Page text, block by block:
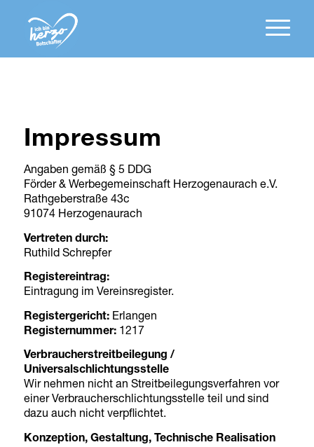
Impressum
Angaben gemäß § 5 DDG
Förder & Werbegemeinschaft Herzogenaurach e.V.
Rathgeberstraße 43c
91074 Herzogenaurach
Vertreten durch:
Ruthild Schrepfer
Registereintrag:
Eintragung im Vereinsregister.
Registergericht:Erlangen
Registernummer:1217
Verbraucherstreitbeilegung /
Universalschlichtungsstelle
Wir nehmen nicht an Streitbeilegungsverfahren vor
einer Verbraucherschlichtungsstelle teil und sind
dazu auch nicht verpflichtet.
Konzeption, Gestaltung, Technische Realisation